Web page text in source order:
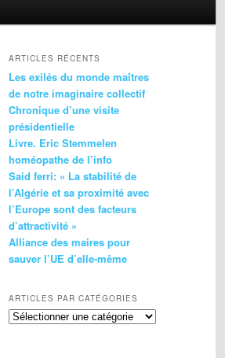
ARTICLES RÉCENTS
Les exilés du monde maîtres
de notre imaginaire collectif
Chronique d’une visite
présidentielle
Livre. Eric Stemmelen
homéopathe de l’info
Said ferri: « La stabilité de
l’Algérie et sa proximité avec
l’Europe sont des facteurs
d’attractivité »
Alliance des maires pour
sauver l’UE d’elle-même
ARTICLES PAR CATÉGORIES
Articles